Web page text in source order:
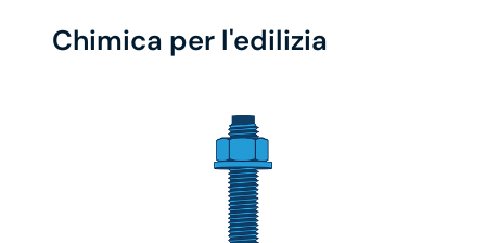
Chimica per l'edilizia